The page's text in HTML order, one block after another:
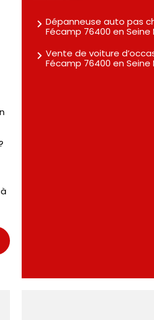
Dépanneuse auto pas
Fécamp 76400 en Seine
Vente de voiture
Fécamp 76400 en Seine